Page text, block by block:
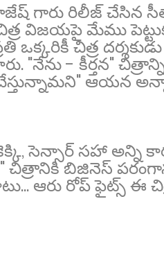
గారు రిలీజ్
విజయపై మేము
ఒక్కరికీ చిత్ర
"నేను - కీర్తన"
ఆయన
సెన్సార్ సహా అన్ని
చిత్రానికి బిజినెస్
ఆరు రోప్ ఫైట్స్ ఈ